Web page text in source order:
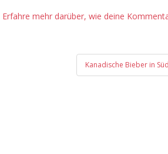
Erfahre mehr darüber, wie deine
Kanadische Bieber in